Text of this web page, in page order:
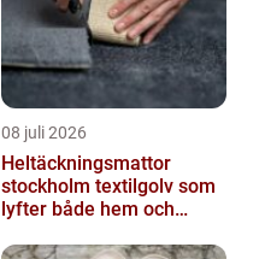
08 juli 2026
Heltäckningsmattor
stockholm textilgolv som
lyfter både hem och